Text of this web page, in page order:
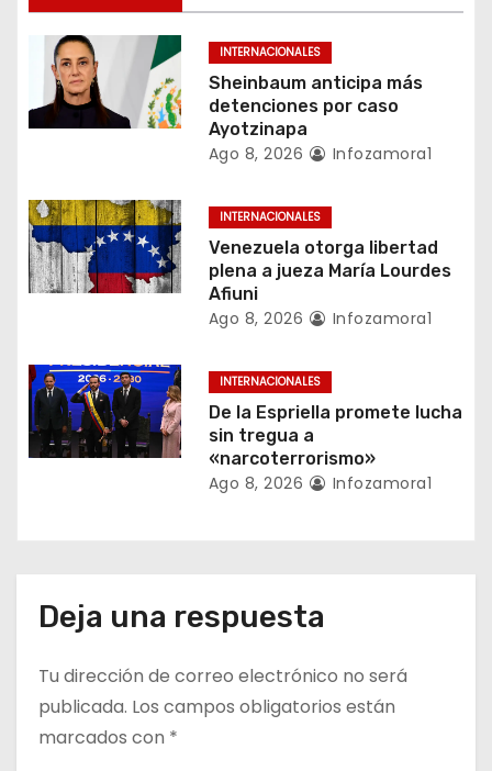
n
d
e
n
t
r
d
a
INTERNACIONALES
Sheinbaum anticipa más
detenciones por caso
Ayotzinapa
Ago 8, 2026 Infozamora1
INTERNACIONALES
Venezuela otorga libertad
plena a jueza María Lourdes
Afiuni
Ago 8, 2026 Infozamora1
INTERNACIONALES
De la Espriella promete lucha
sin tregua a
«narcoterrorismo»
Ago 8, 2026 Infozamora1
Deja una respuesta
Tu dirección de correo electrónico no será
publicada. Los campos obligatorios están
marcados con *